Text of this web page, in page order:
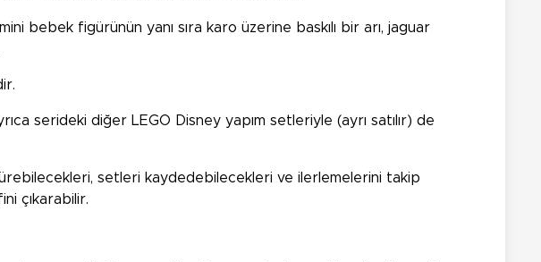
bebek figürünün yanı sıra karo üzerine baskılı bir arı, jaguar
serideki diğer LEGO Disney yapım setleriyle (ayrı satılır) de
setleri kaydedebilecekleri ve ilerlemelerini takip
çıkarabilir.